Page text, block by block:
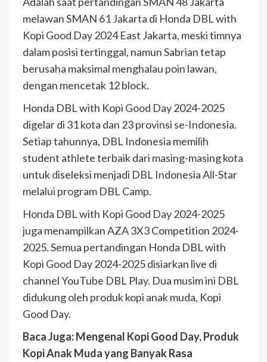
melawan SMAN 61 Jakarta di Honda DBL with
Kopi Good Day 2024 East Jakarta, meski timnya
dalam posisi tertinggal, namun Sabrian tetap
berusaha maksimal menghalau poin lawan,
dengan mencetak 12 block.
Honda DBL with Kopi Good Day 2024-2025
digelar di 31 kota dan 23 provinsi se-Indonesia.
Setiap tahunnya, DBL Indonesia memilih
student athlete terbaik dari masing-masing kota
untuk diseleksi menjadi DBL Indonesia All-Star
melalui program DBL Camp.
Honda DBL with Kopi Good Day 2024-2025
juga menampilkan AZA 3X3 Competition 2024-
2025. Semua pertandingan Honda DBL with
Kopi Good Day 2024-2025 disiarkan live di
channel YouTube DBL Play. Dua musim ini DBL
didukung oleh produkkopi anak muda, Kopi
Good Day.
Baca Juga:Mengenal Kopi Good Day, Produk
Kopi Anak Muda yang Banyak Rasa